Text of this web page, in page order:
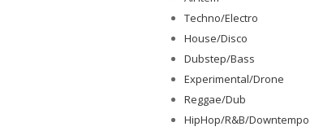
Techno/Electro
House/Disco
Dubstep/Bass
Experimental/Drone
Reggae/Dub
HipHop/R&B/Downtempo